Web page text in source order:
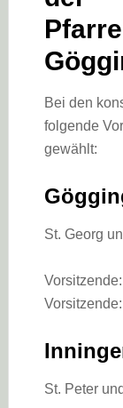
Bei den
folgende
gewählt:
St. Georg
St. Peter